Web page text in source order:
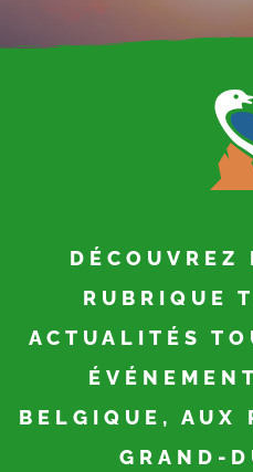
DÉCOUVREZ
RUBRIQUE
ACTUALITÉS
BELGIQUE, AUX
GRAND-